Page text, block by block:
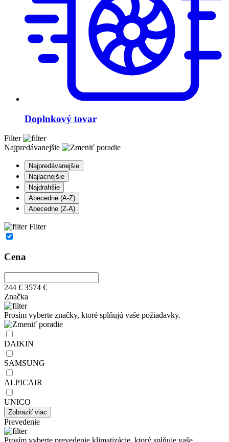
Doplnkový tovar
Filter
Najpredávanejšie
Najpredávanejšie
Najlacnejšie
Najdrahšie
Abecedne (A-Z)
Abecedne (Z-A)
Filter
Cena
244 € 3574 €
Značka
Prosím vyberte značky, ktoré splňujú vaše požiadavky.
DAIKIN
SAMSUNG
ALPICAIR
UNICO
Zobraziť viac
Prevedenie
Prosím vyberte prevedenie klimatizácie, ktorý splňuje vaše